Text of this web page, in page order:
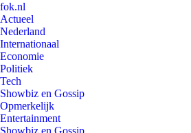
fok.nl
Actueel
Nederland
Internationaal
Economie
Politiek
Tech
Showbiz en Gossip
Opmerkelijk
Entertainment
Showbiz en Gossip